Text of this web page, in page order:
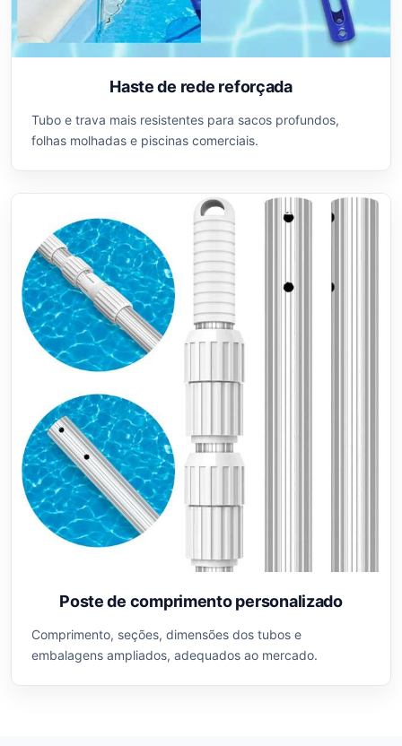
Haste de rede reforçada
Tubo e trava mais resistentes para sacos profundos,
folhas molhadas e piscinas comerciais.
Poste de comprimento personalizado
Comprimento, seções, dimensões dos tubos e
embalagens ampliados, adequados ao mercado.